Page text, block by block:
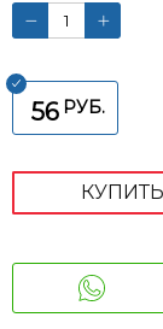
56 РУБ.
КУПИТЬ